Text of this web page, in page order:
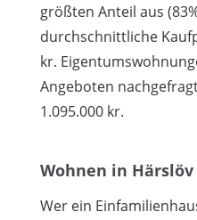
größten Anteil aus
durchschnittliche
kr.
Angeboten
1.095.000 kr.
Wohnen in Härslöv
Wer ein